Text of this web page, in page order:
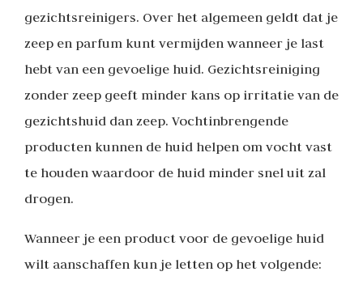
gezichtsreinigers. Over het algemeen geldt dat je
zeep en parfum kunt vermijden wanneer je last
hebt van een gevoelige huid. Gezichtsreiniging
zonder zeep geeft minder kans op irritatie van de
gezichtshuid dan zeep. Vochtinbrengende
producten kunnen de huid helpen om vocht vast
te houden waardoor de huid minder snel uit zal
drogen.
Wanneer je een product voor de gevoelige huid
wilt aanschaffen kun je letten op het volgende: